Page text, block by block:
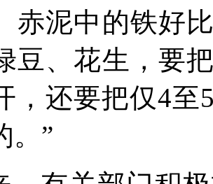
赤泥中的铁好
豆、花生，要
，还要把仅4
。”